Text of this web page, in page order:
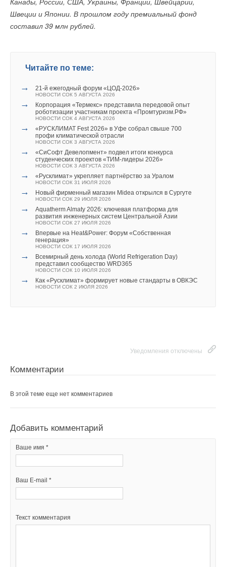
Швеции и Японии. В прошлом году премиальный фонд
составил 39 млн рублей.
Читайте по теме:
→ 21-й ежегодный форум «ЦОД-2026»
НОВОСТИ СОК 5 АВГУСТА 2026
→
Корпорация «Термекс» представила передовой опыт
роботизации участникам проекта «Промтуризм.РФ»
НОВОСТИ СОК 4 АВГУСТА 2026
→
«РУСКЛИМАТ Fest 2026» в Уфе собрал свыше 700
профи климатической отрасли
НОВОСТИ СОК 3 АВГУСТА 2026
→
«СиСофт Девелопмент» подвел итоги конкурса
студенческих проектов «ТИМ-лидеры 2026»
НОВОСТИ СОК 3 АВГУСТА 2026
→ «Русклимат» укрепляет партнёрство за Уралом
НОВОСТИ СОК 31 ИЮЛЯ 2026
→ Новый фирменный магазин Midea открылся в Сургуте
НОВОСТИ СОК 29 ИЮЛЯ 2026
→
Aquatherm Almaty 2026: ключевая платформа для
развития инженерных систем Центральной Азии
НОВОСТИ СОК 27 ИЮЛЯ 2026
→
Впервые на Heat&Power: Форум «Собственная
генерация»
НОВОСТИ СОК 17 ИЮЛЯ 2026
→
Всемирный день холода (World Refrigeration Day)
представил сообщество WRD365
НОВОСТИ СОК 10 ИЮЛЯ 2026
→ Как «Русклимат» формирует новые стандарты в ОВКЭС
НОВОСТИ СОК 2 ИЮЛЯ 2026
Уведомления отключены
Комментарии
В этой теме еще нет комментариев
Добавить комментарий
Ваше имя *
Ваш E-mail *
Текст комментария